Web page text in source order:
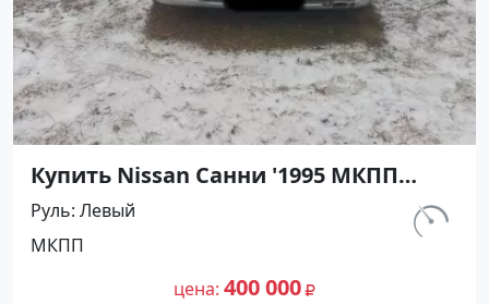
Купить Nissan Санни '1995 МКПП
(1400/90 л.с.) Бензин карбюратор
Абинск цвет Серебристый Седан по
цене 400000 рублей, объявление
№27476 на сайте Авторынок23
км.
Руль Левый
МКПП
цена 400 000